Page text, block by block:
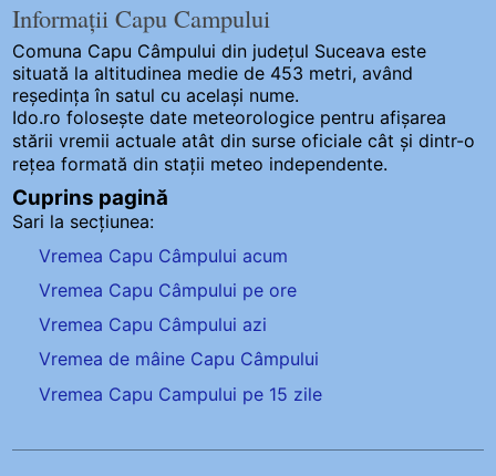
Informații Capu Campului
Comuna Capu Câmpului din județul Suceava este
situată la altitudinea medie de 453 metri, având
reședința în satul cu același nume.
Ido.ro folosește date meteorologice pentru afișarea
stării vremii actuale atât din surse oficiale cât și dintr-o
rețea formată din stații meteo independente.
Cuprins pagină
Sari la secțiunea:
Vremea Capu Câmpului acum
Vremea Capu Câmpului pe ore
Vremea Capu Câmpului azi
Vremea de mâine Capu Câmpului
Vremea Capu Campului pe 15 zile